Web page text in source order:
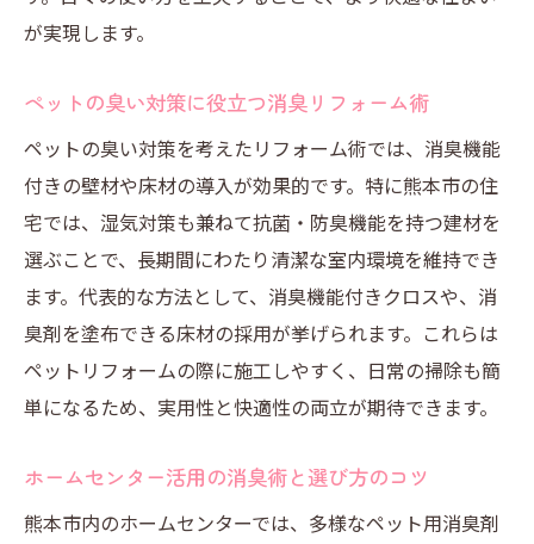
が実現します。
ペットの臭い対策に役立つ消臭リフォーム術
ペットの臭い対策を考えたリフォーム術では、消臭機能
付きの壁材や床材の導入が効果的です。特に熊本市の住
宅では、湿気対策も兼ねて抗菌・防臭機能を持つ建材を
選ぶことで、長期間にわたり清潔な室内環境を維持でき
ます。代表的な方法として、消臭機能付きクロスや、消
臭剤を塗布できる床材の採用が挙げられます。これらは
ペットリフォームの際に施工しやすく、日常の掃除も簡
単になるため、実用性と快適性の両立が期待できます。
ホームセンター活用の消臭術と選び方のコツ
熊本市内のホームセンターでは、多様なペット用消臭剤